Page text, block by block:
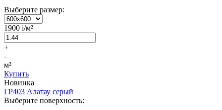
Выберите размер:
1900 i/м²
+
-
м²
Купить
Новинка
ГР403 Алатау серый
Выберите поверхность: